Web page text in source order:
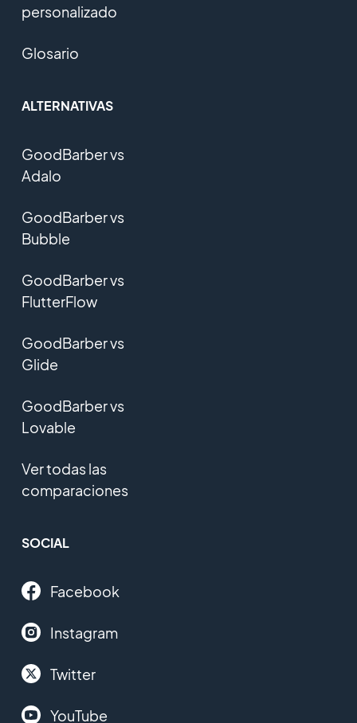
personalizado
Glosario
ALTERNATIVAS
GoodBarber vs
Adalo
GoodBarber vs
Bubble
GoodBarber vs
FlutterFlow
GoodBarber vs
Glide
GoodBarber vs
Lovable
Ver todas las
comparaciones
SOCIAL
Facebook
Instagram
Twitter
YouTube